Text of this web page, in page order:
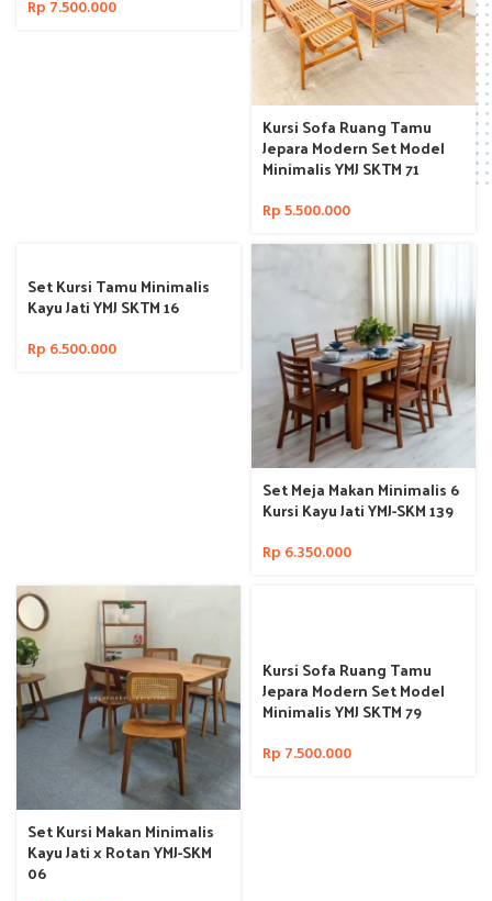
Rp 7.500.000
Kursi Sofa Ruang Tamu
Jepara Modern Set Model
Minimalis YMJ SKTM 71
Rp5.500.000
Set Kursi Tamu Minimalis
Kayu Jati YMJ SKTM 16
Rp 6.500.000
Set Meja Makan Minimalis 6
Kursi Kayu Jati YMJ-SKM 139
Rp 6.350.000
Set Kursi Makan Minimalis
Kayu Jati x Rotan YMJ-SKM
06
Kursi Sofa Ruang Tamu
Jepara Modern Set Model
Minimalis YMJ SKTM 79
Rp 7.500.000